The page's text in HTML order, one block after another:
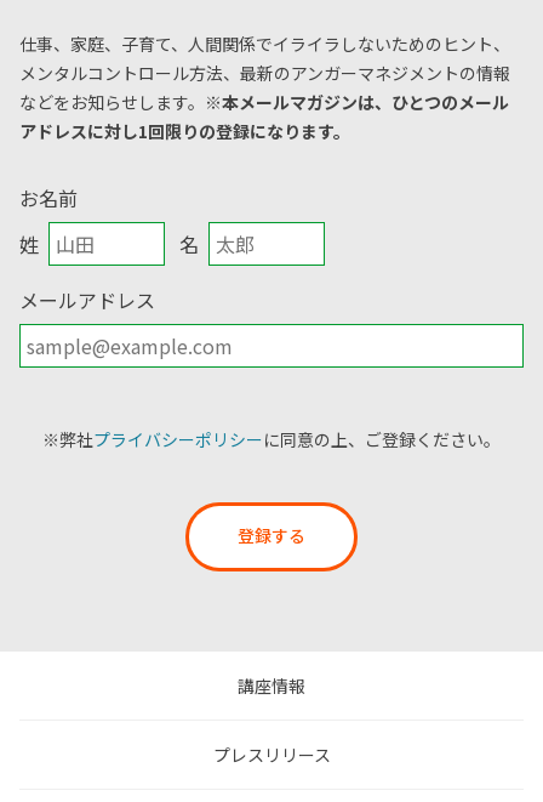
仕事、家庭、子育て、人間関係でイライラしないためのヒント、
メンタルコントロール方法、 最新のアンガーマネジメントの情報
などをお知らせします。 ※本メールマガジンは、ひとつのメール
アドレスに対し1回限りの登録になります。
お名前
姓
名
メールアドレス
※弊社プライバシーポリシーに同意の上、ご登録ください。
登録する
講座情報
プレスリリース